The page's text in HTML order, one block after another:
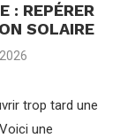
: REPÉRER
SOLAIRE
trop tard une
une